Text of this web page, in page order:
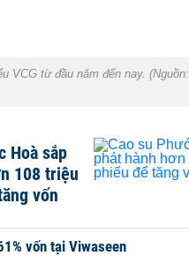
VCG từ đầu năm đến nay. (Nguồn:
Hoà sắp
108 triệu
vốn
vốn tại Viwaseen